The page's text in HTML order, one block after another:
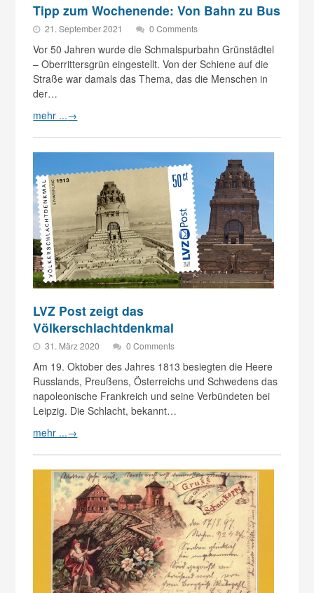
Tipp zum Wochenende: Von Bahn zu Bus
21. September 2021 0 Comments
Vor 50 Jahren wurde die Schmalspurbahn Grünstädtel
– Oberrittersgrün eingestellt. Von der Schiene auf die
Straße war damals das Thema, das die Menschen in
der…
mehr ...→
LVZ Post zeigt das
Völkerschlachtdenkmal
31. März 2020 0 Comments
Am 19. Oktober des Jahres 1813 besiegten die Heere
Russlands, Preußens, Österreichs und Schwedens das
napoleonische Frankreich und seine Verbündeten bei
Leipzig. Die Schlacht, bekannt…
mehr ...→